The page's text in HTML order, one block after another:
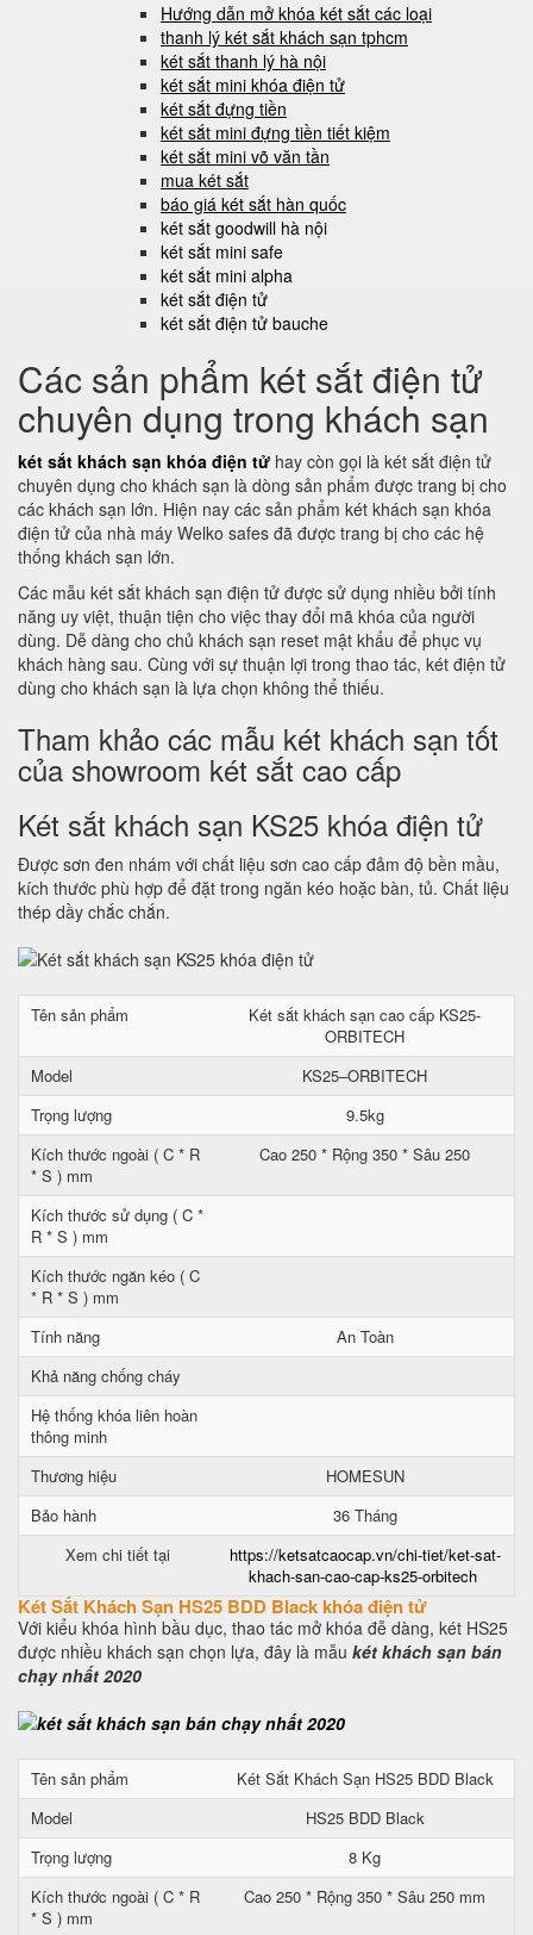
Hướng dẫn mở khóa két sắt các loại
thanh lý két sắt khách sạn tphcm
két sắt thanh lý hà nội
két sắt mini khóa điện tử
két sắt đựng tiền
két sắt mini đựng tiền tiết kiệm
két sắt mini võ văn tần
mua két sắt
báo giá két sắt hàn quốc
két sắt goodwill hà nội
két sắt mini safe
két sắt mini alpha
két sắt điện tử
két sắt điện tử bauche
Các sản phẩm két sắt điện tử
chuyên dụng trong khách sạn
két sắt khách sạn khóa điện tử hay còn gọi là két sắt điện tử
chuyên dụng cho khách sạn là dòng sản phẩm được trang bị cho
các khách sạn lớn. Hiện nay các sản phẩm két khách sạn khóa
điện tử của nhà máy Welko safes đã được trang bị cho các hệ
thống khách sạn lớn.
Các mẫu két sắt khách sạn điện tử được sử dụng nhiều bởi tính
năng uy việt, thuận tiện cho việc thay đổi mã khóa của người
dùng. Dễ dàng cho chủ khách sạn reset mật khẩu để phục vụ
khách hàng sau. Cùng với sự thuận lợi trong thao tác, két điện tử
dùng cho khách sạn là lựa chọn không thể thiếu.
Tham khảo các mẫu két khách sạn tốt
của showroom két sắt cao cấp
Két sắt khách sạn KS25 khóa điện tử
Được sơn đen nhám với chất liệu sơn cao cấp đảm độ bền mầu,
kích thước phù hợp để đặt trong ngăn kéo hoặc bàn, tủ. Chất liệu
thép dầy chắc chắn.
Tên sản phẩm
Két sắt khách sạn cao cấp KS25-
ORBITECH
Model
KS25–ORBITECH
Trọng lượng
9.5kg
Kích thước ngoài ( C * R
* S ) mm
Cao 250 * Rộng 350 * Sâu 250
Kích thước sử dụng ( C *
R * S ) mm
Kích thước ngăn kéo ( C
* R * S ) mm
Tính năng
An Toàn
Khả năng chống cháy
Hệ thống khóa liên hoàn
thông minh
Thương hiệu
HOMESUN
Bảo hành
36 Tháng
Xem chi tiết tại
https://ketsatcaocap.vn/chi-tiet/ket-sat-
khach-san-cao-cap-ks25-orbitech
Két Sắt Khách Sạn HS25 BDD Black khóa điện tử
Với kiểu khóa hình bầu dục, thao tác mở khóa đễ dàng, két HS25
được nhiều khách sạn chọn lựa, đây là mẫu két khách sạn bán
chạy nhất 2020
Tên sản phẩm
Két Sắt Khách Sạn HS25 BDD Black
Model
HS25 BDD Black
Trọng lượng
8 Kg
Kích thước ngoài ( C * R
* S ) mm
Cao 250 * Rộng 350 * Sâu 250 mm